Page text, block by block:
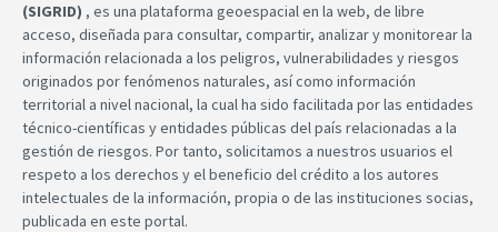
(SIGRID) , es una plataforma geoespacial en la web, de libre
acceso, diseñada para consultar, compartir, analizar y monitorear la
información relacionada a los peligros, vulnerabilidades y riesgos
originados por fenómenos naturales, así como información
territorial a nivel nacional, la cual ha sido facilitada por las entidades
técnico-científicas y entidades públicas del país relacionadas a la
gestión de riesgos. Por tanto, solicitamos a nuestros usuarios el
respeto a los derechos y el beneficio del crédito a los autores
intelectuales de la información, propia o de las instituciones socias,
publicada en este portal.